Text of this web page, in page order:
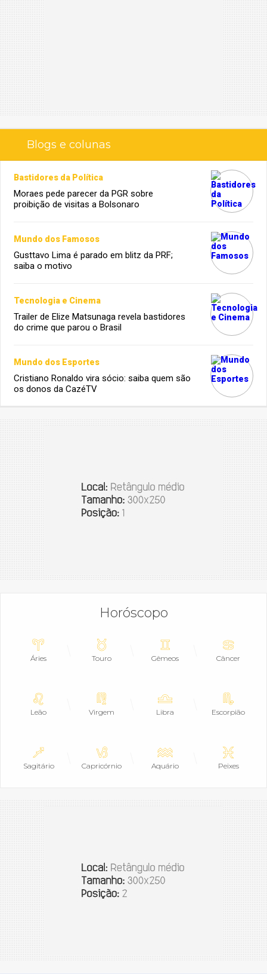
Blogs e colunas
Bastidores da Política
Moraes pede parecer da PGR sobre
proibição de visitas a Bolsonaro
Mundo dos Famosos
Gusttavo Lima é parado em blitz da PRF;
saiba o motivo
Tecnologia e Cinema
Trailer de Elize Matsunaga revela bastidores
do crime que parou o Brasil
Mundo dos Esportes
Cristiano Ronaldo vira sócio: saiba quem são
os donos da CazéTV
Horóscopo
Áries Touro Gêmeos Câncer
Leão Virgem Libra Escorpião
Sagitário Capricórnio Aquário Peixes